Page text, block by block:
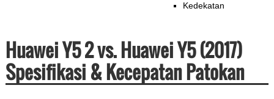
Kedekatan
Huawei Y5 2 vs. Huawei Y5 (2017)
Spesifikasi & Kecepatan Patokan